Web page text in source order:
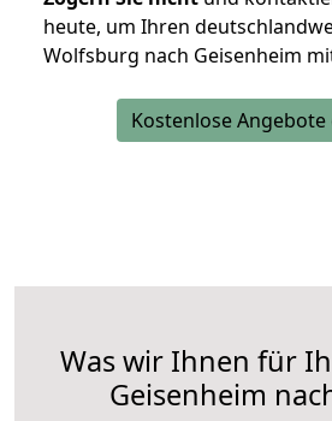
heute, um Ihren
Wolfsburg nach Geisenheim
Kostenlose
Was wir Ihnen für
Geisenheim